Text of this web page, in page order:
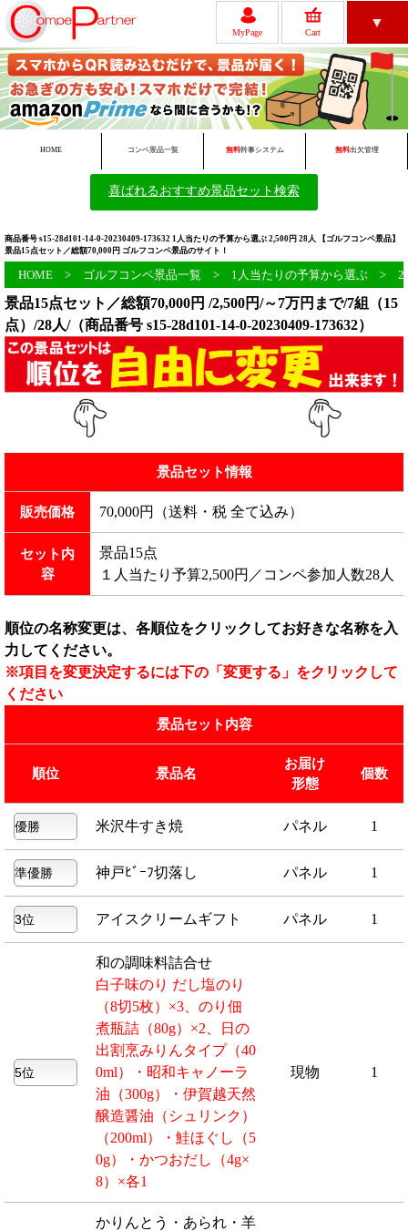
MyPage Cart
▼
レビュー ゴルフコンペについて
会員新規登録 FAQ
HOME コンペ景品一覧 無料幹事システム 無料出欠管理
喜ばれるおすすめ景品セット検索
商品番号 s15-28d101-14-0-20230409-173632 1人当たりの予算から選ぶ 2,500円 28人 【ゴルフコンペ景品】
景品15点セット／総額70,000円 ゴルフコンペ景品のサイト！
HOME > ゴルフコンペ景品一覧 > 1人当たりの予算から選ぶ >
景品15点セット／総額70,000円 /2,500円/～7万円まで/7組（15
点）/28人/（商品番号 s15-28d101-14-0-20230409-173632）
景品セット情報
販売価格 70,000円（送料・税 全て込み）
セット内
容
景品15点
１人当たり予算2,500円／コンペ参加人数28人
順位の名称変更は、各順位をクリックしてお好きな名称を入
力してください。
※項目を変更決定するには下の「変更する」をクリックして
ください
景品セット内容
順位 景品名
お届け
形態
個数
米沢牛すき焼 パネル 1
神戸ﾋﾞｰﾌ切落し パネル 1
アイスクリームギフト パネル 1
和の調味料詰合せ
白子味のり だし塩のり
（8切5枚）×3、のり佃
煮瓶詰（80g）×2、日の
出割烹みりんタイプ（40
0ml）・昭和キャノーラ
油（300g）・伊賀越天然
醸造醤油（シュリンク）
（200ml）・鮭ほぐし（5
0g）・かつおだし（4g×
8）×各1
現物 1
かりんとう・あられ・羊